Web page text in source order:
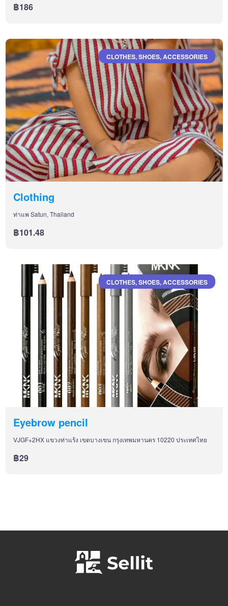
฿186
CLOTHES, SHOES, ACCESSORIES
Clothing
ท่าแพ Satun, Thailand
฿101.48
CLOTHES, SHOES, ACCESSORIES
Eyebrow pencil
VJGF+2HX แขวงท่าแร้ง เขตบางเขน กรุงเทพมหานคร 10220 ประเทศไทย
฿29